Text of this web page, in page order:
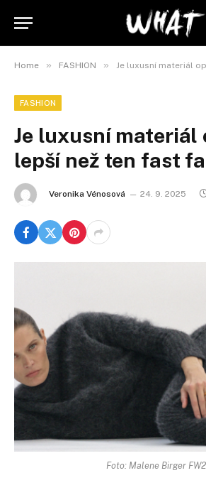
Home » FASHION » Je luxusní materiál
FASHION
Je luxusní materiál
lepší než ten fast
Veronika Vénosová 24. 9. 2025
Foto: Malene Birger